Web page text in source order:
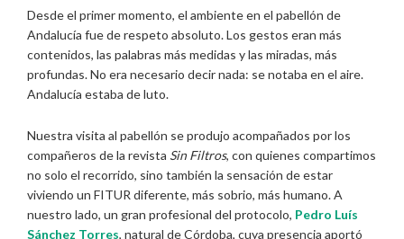
Desde el primer momento, el ambiente en el pabellón de
Andalucía fue de respeto absoluto. Los gestos eran más
contenidos, las palabras más medidas y las miradas, más
profundas. No era necesario decir nada: se notaba en el aire.
Andalucía estaba de luto.
Nuestra visita al pabellón se produjo acompañados por los
compañeros de la revista Sin Filtros, con quienes compartimos
no solo el recorrido, sino también la sensación de estar
viviendo un FITUR diferente, más sobrio, más humano. A
nuestro lado, un gran profesional del protocolo, Pedro Luís
Sánchez Torres, natural de Córdoba, cuya presencia aportó